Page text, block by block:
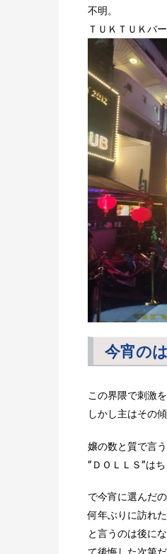
不明。
ＴＵＫＴＵＫバ
今宵の
この界隈で刺激
しかし主はその
嬢の数と質で言
”ＤＯＬＬＳ”は
で今宵に選んだ
何年ぶりに訪れ
と言うのは後に